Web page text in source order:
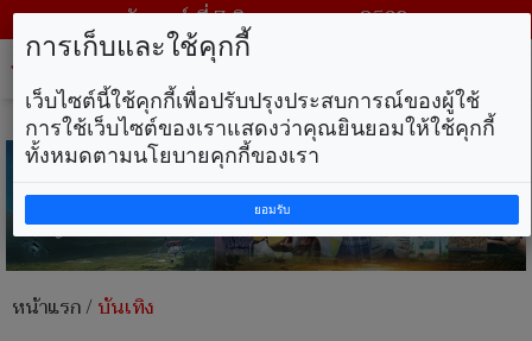
วันศุกร์ ที่ 7 สิงหาคม พ.ศ. 2569
หน้าแรก/บันเทิง
การเก็บและใช้คุกกี้
เว็บไซต์นี้ใช้คุกกี้เพื่อปรับปรุงประสบการณ์ของผู้ใช้
การใช้เว็บไซต์ของเราแสดงว่าคุณยินยอมให้ใช้คุกกี้
ทั้งหมดตามนโยบายคุกกี้ของเรา
ยอมรับ